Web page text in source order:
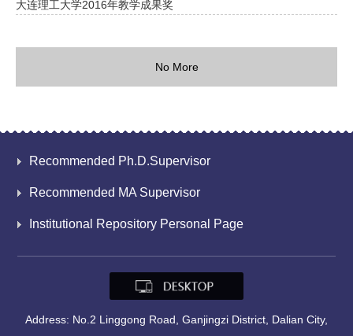
大连理工大学2016年教学成果奖
No More
Recommended Ph.D.Supervisor
Recommended MA Supervisor
Institutional Repository Personal Page
Address: No.2 Linggong Road, Ganjingzi District, Dalian City,